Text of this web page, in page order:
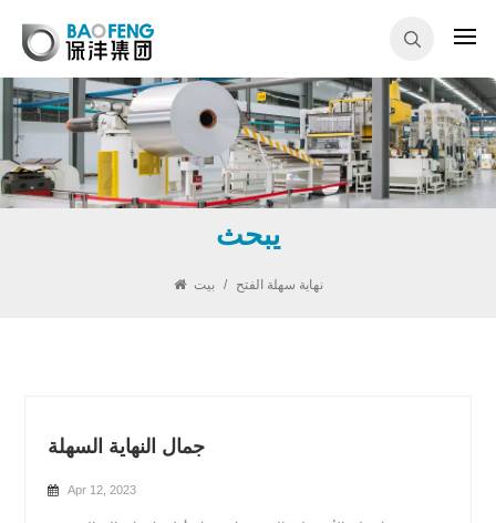
يبحث
بيت / نهاية سهلة الفتح
جمال النهاية السهلة
Apr 12, 2023